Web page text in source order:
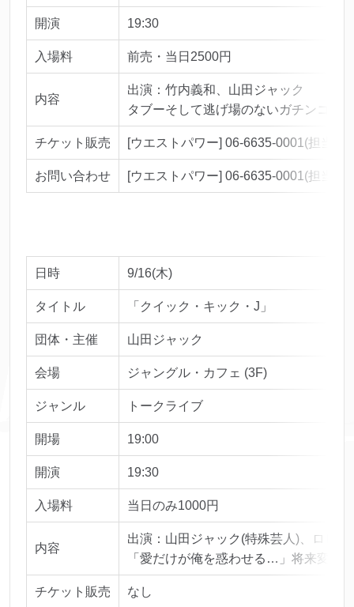
開演 19:30
入場料 前売・当日2500円
内容
出演：竹内義和、山田ジャック
タブーそして逃げ場のないガチンコト
チケット販売 [ウエストパワー] 06-6635-0001(担当ナ
お問い合わせ [ウエストパワー] 06-6635-0001(担当ナ
日時 9/16(木)
タイトル 「クイック・キック・J」
団体・主催 山田ジャック
会場 ジャングル・カフェ (3F)
ジャンル トークライブ
開場 19:00
開演 19:30
入場料 当日のみ1000円
内容
出演：山田ジャック(特殊芸人)、ロビ
「愛だけが俺を惑わせる…」将来変死
チケット販売 なし